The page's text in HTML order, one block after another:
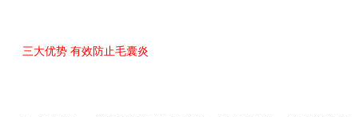
三大优势 有效防止毛囊炎